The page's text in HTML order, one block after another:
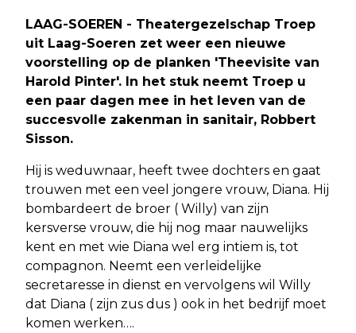
LAAG-SOEREN - Theatergezelschap Troep
uit Laag-Soeren zet weer een nieuwe
voorstelling op de planken 'Theevisite van
Harold Pinter'. In het stuk neemt Troep u
een paar dagen mee in het leven van de
succesvolle zakenman in sanitair, Robbert
Sisson.
Hij is weduwnaar, heeft twee dochters en gaat
trouwen met een veel jongere vrouw, Diana. Hij
bombardeert de broer ( Willy) van zijn
kersverse vrouw, die hij nog maar nauwelijks
kent en met wie Diana wel erg intiem is, tot
compagnon. Neemt een verleidelijke
secretaresse in dienst en vervolgens wil Willy
dat Diana ( zijn zus dus ) ook in het bedrijf moet
komen werken….